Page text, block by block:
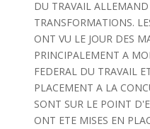
DU TRAVAIL
TRANSFORMATIONS.
ONT VU LE JOUR DES
PRINCIPALEMENT A
FEDERAL DU TRAVAIL
PLACEMENT A LA
SONT SUR LE POINT
ONT ETE MISES EN